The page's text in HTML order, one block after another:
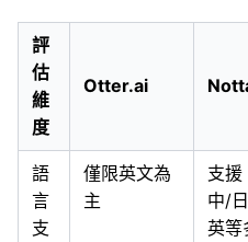
評
估
維
度
Otter.ai
語
言
支
僅限英文為
主
支援
中/
英等